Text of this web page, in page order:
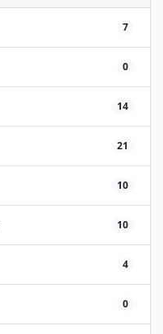
7
0
14
21
10
10
4
0